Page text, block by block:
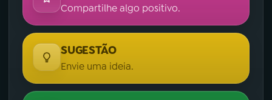
Compartilhe algo positivo.
SUGESTÃO
Envie uma ideia.